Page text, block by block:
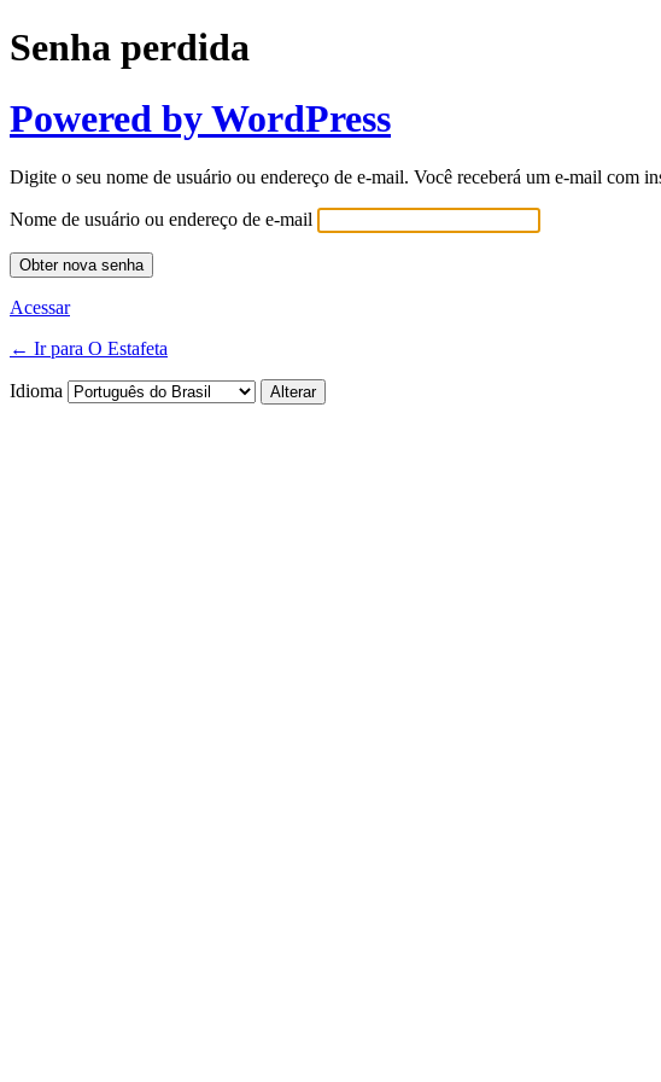
Senha perdida
Powered by WordPress
Digite o seu nome de usuário ou endereço de e-mail. Você receberá um e-mail com
Nome de usuário ou endereço de e-mail
Acessar
← Ir para O Estafeta
Idioma